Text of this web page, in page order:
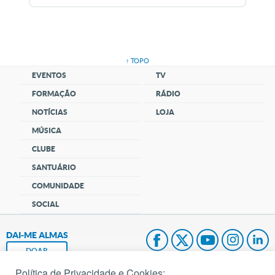
↑ TOPO
EVENTOS
FORMAÇÃO
NOTÍCIAS
MÚSICA
CLUBE
SANTUÁRIO
COMUNIDADE
SOCIAL
TV
RÁDIO
LOJA
DAI-ME ALMAS
DOAR